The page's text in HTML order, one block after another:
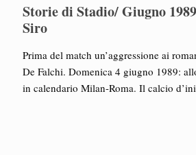
Storie di Stadio/ Giugno
Siro
Prima del match un’aggressione ai
De Falchi. Domenica 4 giugno 1989:
in calendario Milan-Roma. Il calcio